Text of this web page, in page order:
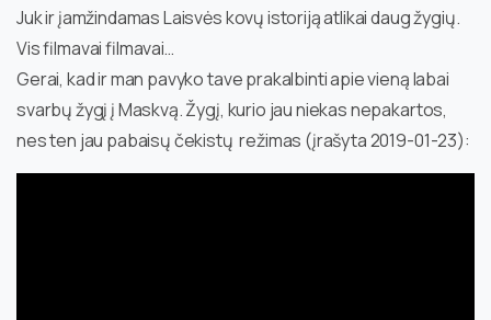
Juk ir įamžindamas Laisvės kovų istoriją atlikai daug žygių.
Vis filmavai filmavai…
Gerai, kad ir man pavyko tave prakalbinti apie vieną labai
svarbų žygį į Maskvą. Žygį, kurio jau niekas nepakartos,
nes ten jau pabaisų čekistų režimas (įrašyta 2019-01-23):